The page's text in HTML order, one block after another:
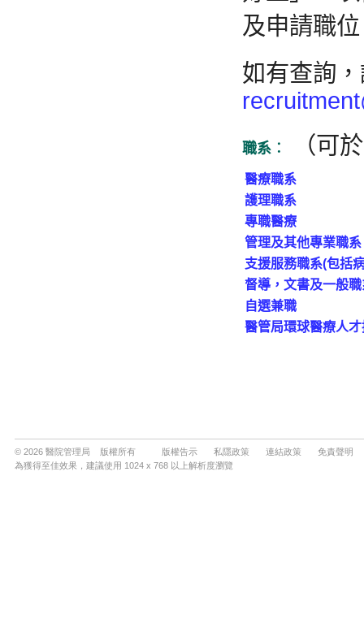
© 2026 醫院管理局 版權所有 版權告示 私隱政策 連結政策
免責聲明
為獲得至佳效果，建議使用 1024 x 768 以上解析度瀏覽